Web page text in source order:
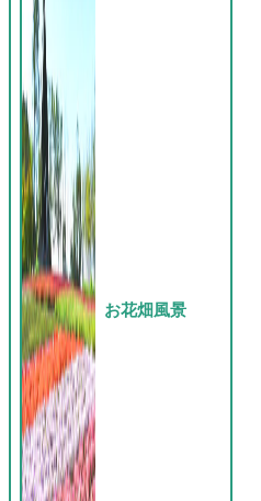
お花畑風景